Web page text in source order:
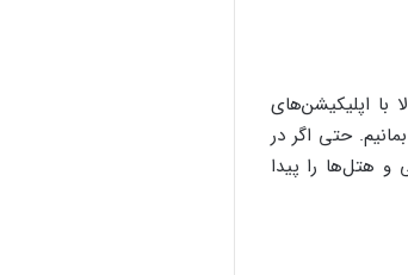
اپلیکیشن‌های
حتی اگر در
و هتل‌ها را پیدا